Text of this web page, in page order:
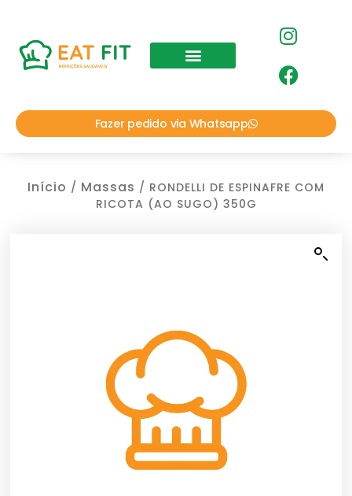
Fazer pedido via Whatsapp
Início / Massas / RONDELLI DE ESPINAFRE COM
RICOTA (AO SUGO) 350G